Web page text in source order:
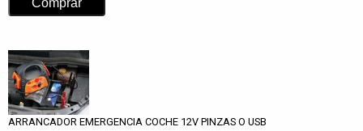
ARRANCADOR EMERGENCIA COCHE 12V PINZAS O USB